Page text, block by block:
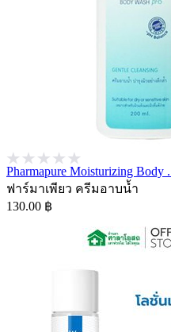
Pharmapure Moisturizing Body
ฟาร์มาเพียว ครีมอาบน้ำ
130.00 ฿